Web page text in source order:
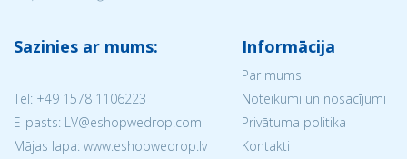
Sazinies ar mums:
Tel: +49 1578 1106223
E-pasts: LV@eshopwedrop.com
Mājas lapa: www.eshopwedrop.lv
Informācija
Par mums
Noteikumi un nosacījumi
Privātuma politika
Kontakti